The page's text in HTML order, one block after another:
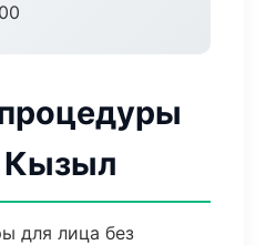
Кызыл
для лица без